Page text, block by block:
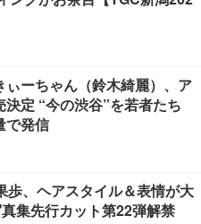
ぃーちゃん（鈴木綺麗）、ア
決定 “今の渋谷”を若者たち
で発信
歩、ヘアスタイル＆表情が大
集先行カット第22弾解禁